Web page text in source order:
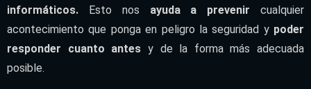
informáticos. Esto nos ayuda a prevenir cualquier
acontecimiento que ponga en peligro la seguridad y poder
responder cuanto antes y de la forma más adecuada
posible.